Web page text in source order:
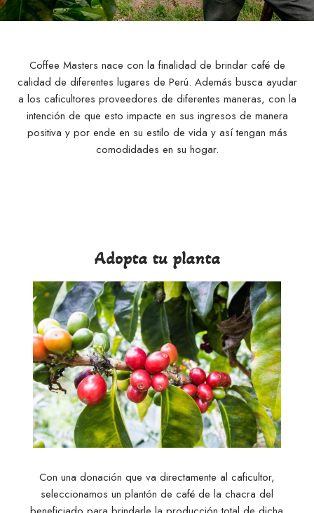
Coffee Masters nace con la finalidad de brindar café de
calidad de diferentes lugares de Perú. Además busca ayudar
a los caficultores proveedores de diferentes maneras, con la
intención de que esto impacte en sus ingresos de manera
positiva y por ende en su estilo de vida y así tengan más
comodidades en su hogar.
Adopta tu planta
Con una donación que va directamente al caficultor,
seleccionamos un plantón de café de la chacra del